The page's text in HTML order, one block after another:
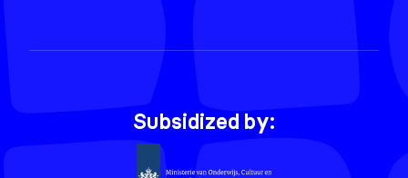
Subsidized by: